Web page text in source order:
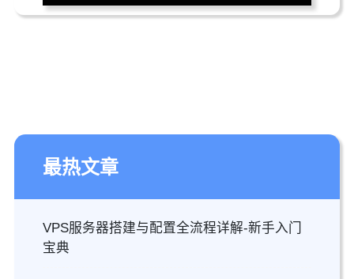
最热文章
VPS服务器搭建与配置全流程详解-新手入门
宝典